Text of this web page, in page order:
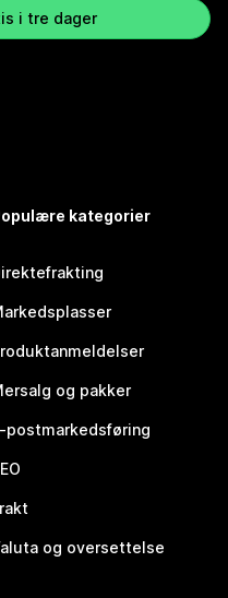
i tre dager
kategorier
og pakker
postmarkedsføring
og oversettelse